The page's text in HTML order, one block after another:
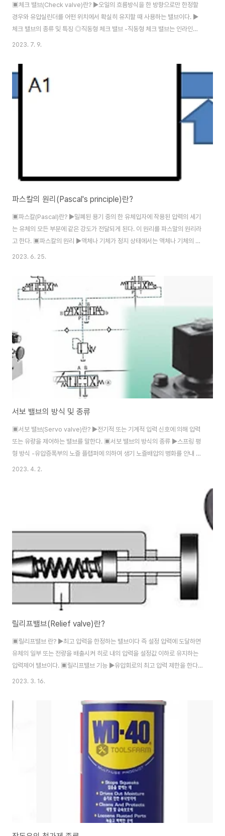
▣체크 밸브(Check valve)란? ▶오일의 흐름방식을 한 방향으로만 한정할
경우와 유압실린더를 어떤 위치에서 확실히 유지할 때 사용하는 밸브이다. ▶
체크 밸브의 종류 및 특징 ◎직동형 체크 밸브 -직동형 체크 밸브는 인라인형
과 앵글형이 있고 밸브 내의 포핏을 나사로 시트에 압부 시켜 1방향 흐름으로만
직동형과 같으나 필요에 따라 파일럿 피스톤을 가압함으로써 스풀을 가압하여
역방향 흐름도 가능하게 하는 밸브이다. ◎체크 밸브의 특징 -주로 실린더 로
크용으로 사용된다. -역류를 가능하게 하는 파일럿 압력으로는 출구 압력의
40% 이상이 필요하다. ▣디셀러레이션 밸브(Deceleration valve) ▶스풀
2023. 7. 9.
파스칼의 원리(Pascal's principle)란?
▣파스칼(Pascal)란? ▶밀폐된 용기 중의 한 유체입자에 작용된 압력의 세기
는 유체의 모든 부분에 같은 강도가 전달되게 된다. 이 원리를 파스말의 원리라
고 한다. ▣파스칼의 원리 ▶액체나 기체가 정지 상태에서는 액체나 기체의 어
느 한지점에 압력을 가하면 그 압력은 모든 방향에 전파되면, 압체나 기체의 모
를 넣고, 실린더 A1과 A2의 면적에 작용된 전압력의 크기는 F1=P1*A1,
F2=P2*A2가 된다. 따라서 P1=F1/A1, P2=F2/A2 가된다. 이 같이 P1과
P2는 파스칼의 원리 에 의해 크기는 같고 액체의 모든 부분에 가해진다. ▶이
같은 원리는 유압장치에서 가장 중요한 원리이며 유압잭이나 유압프레스등 에
2023. 6. 25.
서보 밸브의 방식 및 종류
▣서보 밸브(Servo valve)란? ▶전기적 또는 기계적 입력 신호에 의해 압력
또는 유량을 제어하는 밸브를 말한다. ▣서보 밸브의 방식의 종류 ▶스프링 평
형 방식 -유압증폭부의 노즐 플랩퍼에 의하여 생기 노즐배압의 병화를 안내 밸
브의 스풀 양단에 유도하고, 스풀 양단에 단 평형스프링의 힘이 평형되는 위치
2023. 4. 2.
릴리프밸브(Relief valve)란?
▣릴리프밸브 란? ▶최고 압력을 한정하는 밸브이다 즉 설정 압력에 도달하면
유체의 일부 또는 전량을 배출시켜 히로 내의 압력을 설정값 이하로 유지하는
압력제어 밸브이다. ▣릴리프밸브 기능 ▶유압회로의 최고 압력 제한을 한다.
▶각 부품에 과부하 방지를 한다. ▶토크 및 힘을 제어한다. ▣릴리프밸브 종류
워 저압, 소유량에 사용 하는 밸브이다. *채터링(chattering) : 릴리프밸브 등
의 밸브시트를 두들겨서 비교적 높은 음을 발생시키는 자력 진동 현상이다. ▶
파일럿 작동형 릴리브 밸브(Pilot operated relief valves) -펌프나 제어 밸
브를 지나치게 큰 압력으로부터 보호하는 것과 함께, 유압 계통의 압력을 일정
2023. 3. 16.